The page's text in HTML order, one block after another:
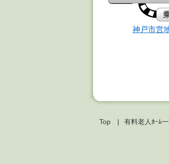
神戸市営
Top 有料老人ﾎｰﾑ